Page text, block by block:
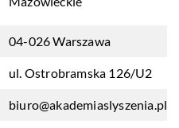
04-026 Warszawa
ul. Ostrobramska 126/U2
biuro@akademiaslyszenia.pl